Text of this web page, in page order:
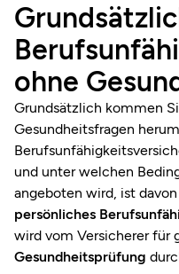
ohne
Grundsätzlich kommen
Gesundheitsfragen
und unter welchen
angeboten wird, ist
persönliches
wird vom Versicherer für
Gesundheitsprüfung